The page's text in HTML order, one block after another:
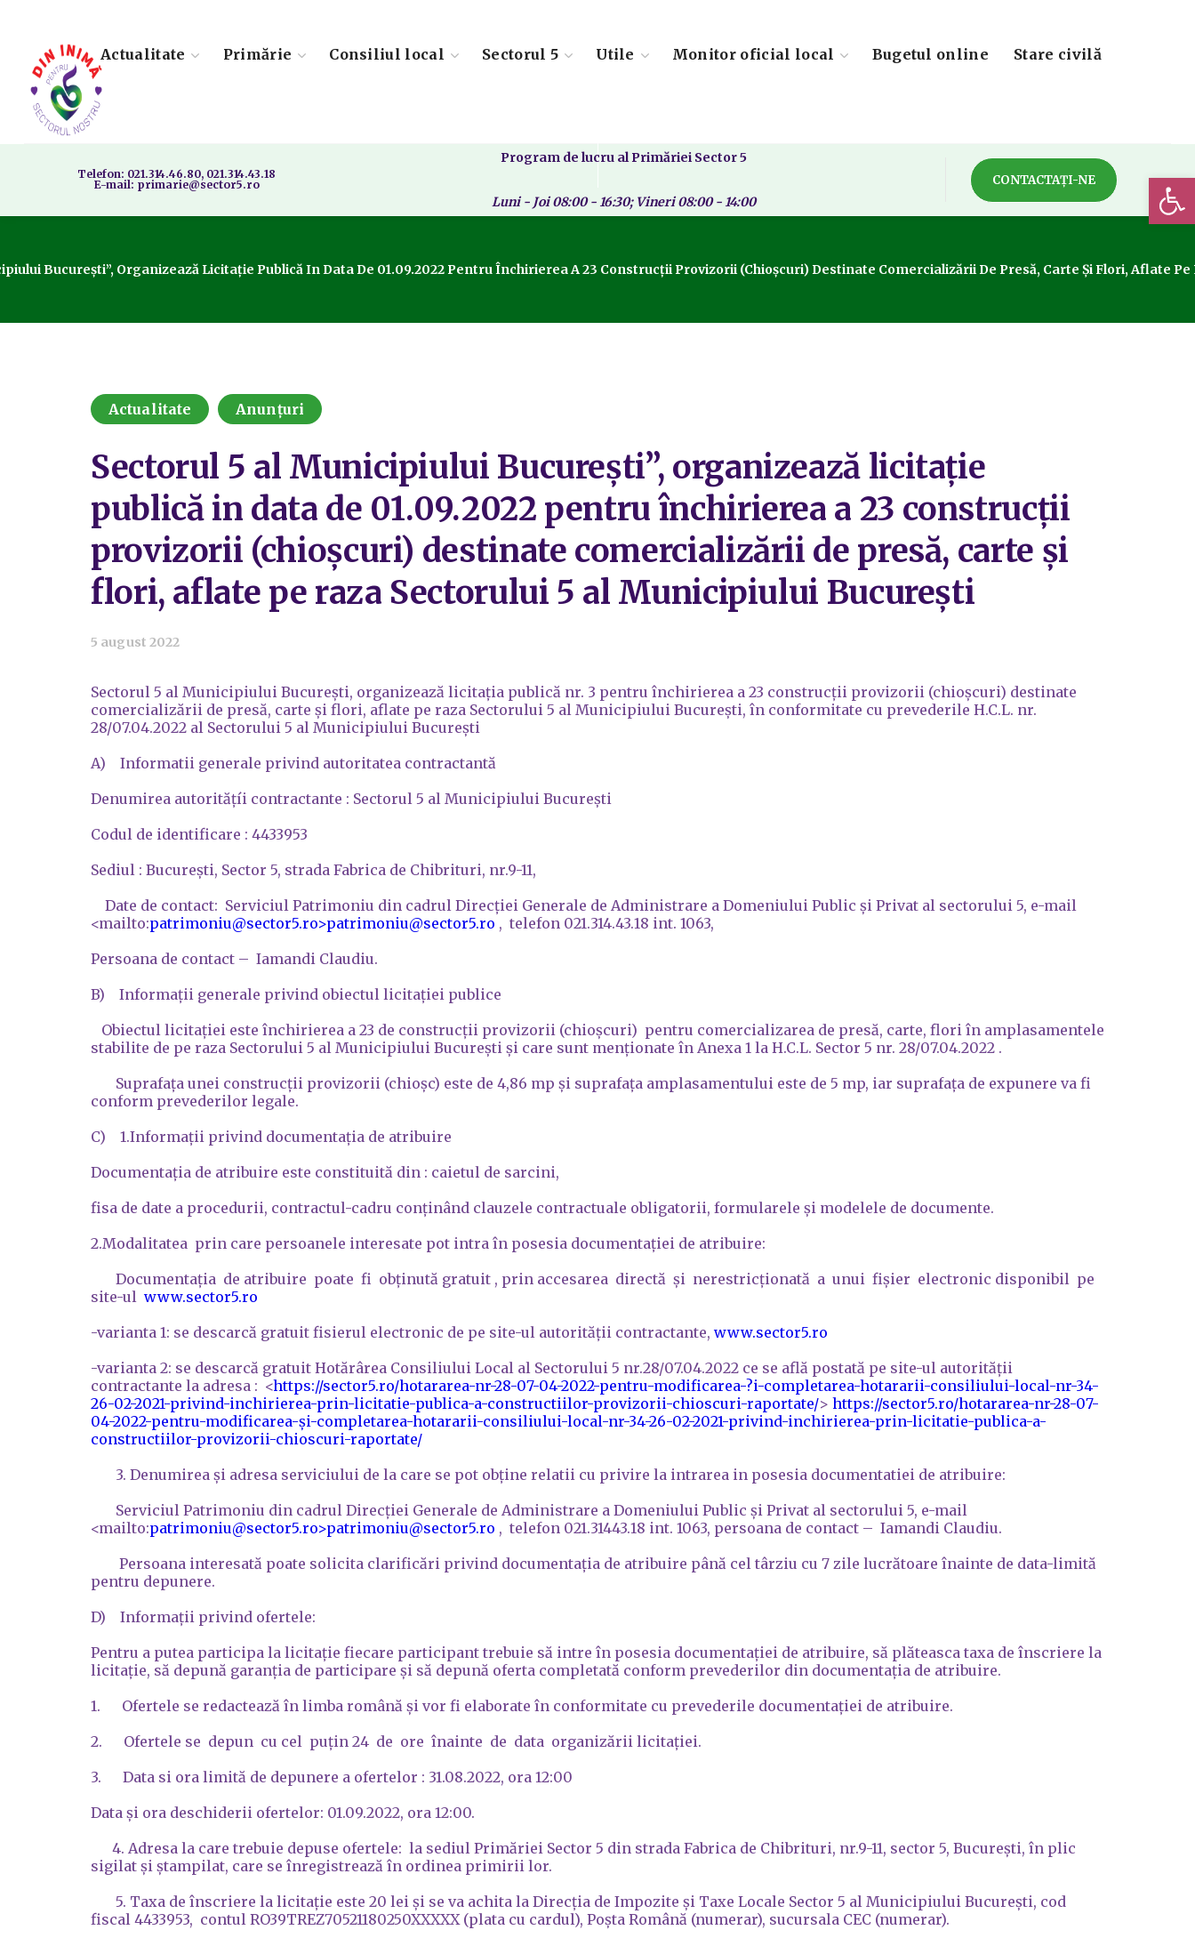
Actualitate Primărie Consiliul local Sectorul 5 Utile Monitor oficial local Bugetul online Stare civilă
Telefon: 021.314.46.80, 021.314.43.18
E-mail: primarie@sector5.ro
Program de lucru al Primăriei Sector 5
Luni - Joi 08:00 - 16:30; Vineri 08:00 - 14:00
CONTACTAȚI-NE
București”, Organizează Licitație Publică In Data De 01.09.2022 Pentru Închirierea A 23 Construcții Provizorii (chioșcuri) Destinate Comercializării De Presă, Carte Și Flori, Aflate
Actualitate Anunțuri
Sectorul 5 al Municipiului București”, organizează licitație
publică in data de 01.09.2022 pentru închirierea a 23 construcții
provizorii (chioșcuri) destinate comercializării de presă, carte și
flori, aflate pe raza Sectorului 5 al Municipiului București
5 august 2022
Sectorul 5 al Municipiului București, organizează licitația publică nr. 3 pentru închirierea a 23 construcții provizorii (chioșcuri) destinate
comercializării de presă, carte și flori, aflate pe raza Sectorului 5 al Municipiului București, în conformitate cu prevederile H.C.L. nr.
28/07.04.2022 al Sectorului 5 al Municipiului București
A) Informatii generale privind autoritatea contractantă
Denumirea autoritățíi contractante : Sectorul 5 al Municipiului București
Codul de identificare : 4433953
Sediul : București, Sector 5, strada Fabrica de Chibrituri, nr.9-11,
Date de contact: Serviciul Patrimoniu din cadrul Direcției Generale de Administrare a Domeniului Public și Privat al sectorului 5, e-mail
<mailto:patrimoniu@sector5.ro>patrimoniu@sector5.ro , telefon 021.314.43.18 int. 1063,
Persoana de contact – Iamandi Claudiu.
B) Informații generale privind obiectul licitației publice
Obiectul licitației este închirierea a 23 de construcții provizorii (chioșcuri) pentru comercializarea de presă, carte, flori în amplasamentele
stabilite de pe raza Sectorului 5 al Municipiului București și care sunt menționate în Anexa 1 la H.C.L. Sector 5 nr. 28/07.04.2022 .
Suprafața unei construcții provizorii (chioșc) este de 4,86 mp și suprafața amplasamentului este de 5 mp, iar suprafața de expunere va fi
conform prevederilor legale.
C) 1.Informații privind documentația de atribuire
Documentația de atribuire este constituită din : caietul de sarcini,
fisa de date a procedurii, contractul-cadru conținând clauzele contractuale obligatorii, formularele și modelele de documente.
2.Modalitatea prin care persoanele interesate pot intra în posesia documentației de atribuire:
Documentația de atribuire poate fi obținută gratuit , prin accesarea directă și nerestricționată a unui fișier electronic disponibil pe
site-ul www.sector5.ro
-varianta 1: se descarcă gratuit fisierul electronic de pe site-ul autorității contractante, www.sector5.ro
-varianta 2: se descarcă gratuit Hotărârea Consiliului Local al Sectorului 5 nr.28/07.04.2022 ce se află postată pe site-ul autorității
contractante la adresa : <https://sector5.ro/hotararea-nr-28-07-04-2022-pentru-modificarea-?i-completarea-hotararii-consiliului-local-nr-34-
26-02-2021-privind-inchirierea-prin-licitatie-publica-a-constructiilor-provizorii-chioscuri-raportate/> https://sector5.ro/hotararea-nr-28-07-
04-2022-pentru-modificarea-și-completarea-hotararii-consiliului-local-nr-34-26-02-2021-privind-inchirierea-prin-licitatie-publica-a-
constructiilor-provizorii-chioscuri-raportate/
3. Denumirea şi adresa serviciului de la care se pot obţine relatii cu privire la intrarea in posesia documentatiei de atribuire:
Serviciul Patrimoniu din cadrul Direcției Generale de Administrare a Domeniului Public și Privat al sectorului 5, e-mail
<mailto:patrimoniu@sector5.ro>patrimoniu@sector5.ro , telefon 021.31443.18 int. 1063, persoana de contact – Iamandi Claudiu.
Persoana interesată poate solicita clarificări privind documentația de atribuire până cel târziu cu 7 zile lucrătoare înainte de data-limită
pentru depunere.
D) Informaţii privind ofertele:
Pentru a putea participa la licitație fiecare participant trebuie să intre în posesia documentației de atribuire, să plăteasca taxa de înscriere la
licitație, să depună garanția de participare și să depună oferta completată conform prevederilor din documentația de atribuire.
1. Ofertele se redactează în limba română și vor fi elaborate în conformitate cu prevederile documentației de atribuire.
2. Ofertele se depun cu cel puțin 24 de ore înainte de data organizării licitației.
3. Data si ora limită de depunere a ofertelor : 31.08.2022, ora 12:00
Data și ora deschiderii ofertelor: 01.09.2022, ora 12:00.
4. Adresa la care trebuie depuse ofertele: la sediul Primăriei Sector 5 din strada Fabrica de Chibrituri, nr.9-11, sector 5, București, în plic
sigilat și ștampilat, care se înregistrează în ordinea primirii lor.
5. Taxa de înscriere la licitație este 20 lei și se va achita la Direcția de Impozite și Taxe Locale Sector 5 al Municipiului București, cod
fiscal 4433953, contul RO39TREZ70521180250XXXXX (plata cu cardul), Poșta Română (numerar), sucursala CEC (numerar).